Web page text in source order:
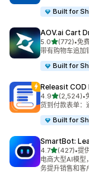
Built for
AOV.ai Cart
5.0星（满分 5
(772)
总共 772 条评论
•免
带有购物车追加
Built for
Releasit
4.9星（满分 5
(2,524)
总共 2524 条评
•
货到付款表单：
Built for
SmartBot:
4.7星（满分 5
(427)
总共 427 条评论
•提
电商大型AI模型
务提升销售和客